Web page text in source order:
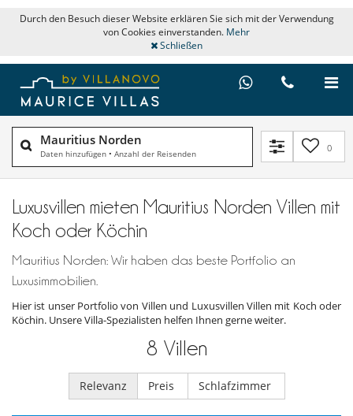
Durch den Besuch dieser Website erklären Sie sich mit der Verwendung
von Cookies einverstanden. Mehr
Schließen
Mauritius Norden
Daten hinzufügen • Anzahl der Reisenden 0
Luxusvillen mieten Mauritius Norden Villen mit
Koch oder Köchin
Mauritius Norden: Wir haben das beste Portfolio an
Luxusimmobilien.
Hier ist unser Portfolio von Villen und Luxusvillen Villen mit Koch oder
Köchin. Unsere Villa-Spezialisten helfen Ihnen gerne weiter.
8 Villen
Relevanz Preis Schlafzimmer